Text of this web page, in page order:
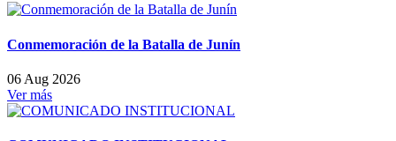
Conmemoración de la Batalla de Junín
06 Aug 2026
Ver más